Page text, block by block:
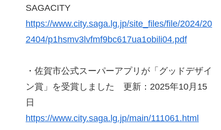
SAGACITY
https://www.city.saga.lg.jp/site_files/file/2024/20
2404/p1hsmv3lvfmf9bc617ua1obili04.pdf
・佐賀市公式スーパーアプリが「グッドデザイ
ン賞」を受賞しました 更新：2025年10月15
日
https://www.city.saga.lg.jp/main/111061.html